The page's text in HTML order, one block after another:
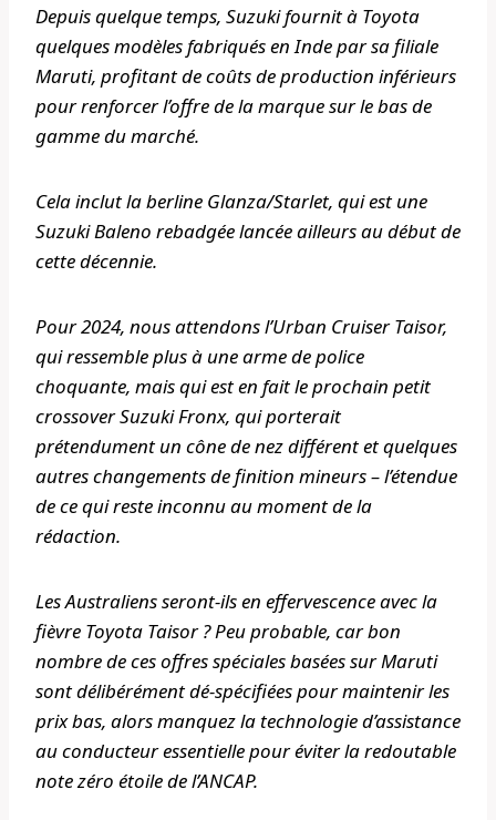
Depuis quelque temps, Suzuki fournit à Toyota
quelques modèles fabriqués en Inde par sa filiale
Maruti, profitant de coûts de production inférieurs
pour renforcer l’offre de la marque sur le bas de
gamme du marché.
Cela inclut la berline Glanza/Starlet, qui est une
Suzuki Baleno rebadgée lancée ailleurs au début de
cette décennie.
Pour 2024, nous attendons l’Urban Cruiser Taisor,
qui ressemble plus à une arme de police
choquante, mais qui est en fait le prochain petit
crossover Suzuki Fronx, qui porterait
prétendument un cône de nez différent et quelques
autres changements de finition mineurs – l’étendue
de ce qui reste inconnu au moment de la
rédaction.
Les Australiens seront-ils en effervescence avec la
fièvre Toyota Taisor ? Peu probable, car bon
nombre de ces offres spéciales basées sur Maruti
sont délibérément dé-spécifiées pour maintenir les
prix bas, alors manquez la technologie d’assistance
au conducteur essentielle pour éviter la redoutable
note zéro étoile de l’ANCAP.